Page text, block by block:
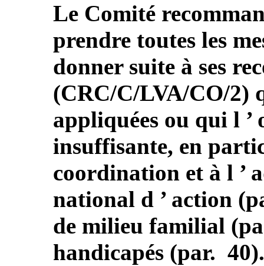
Le Comité
prendre toutes les
donner suite à ses
(CRC/C/LVA/CO/2)
appliquées ou qui l ’
insuffisante, en
coordination et à l ’
national d ’ action
de milieu familial
handicapés (par. 40).